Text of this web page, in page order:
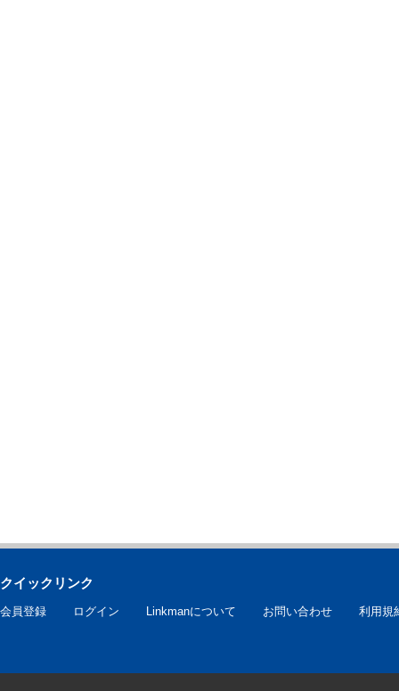
クイックリンク
会員登録 ログイン Linkmanについて お問い合わせ 利用規